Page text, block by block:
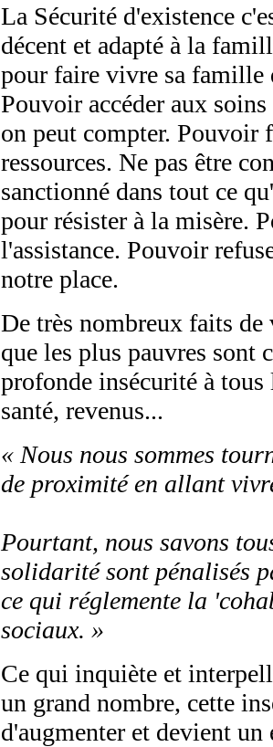
La Sécurité d'existence
décent et adapté à la
pour faire vivre sa famille
Pouvoir accéder aux
on peut compter. Pouvoir
ressources. Ne pas être
sanctionné dans tout ce
pour résister à la misère.
l'assistance. Pouvoir
notre place.
De très nombreux faits
que les plus pauvres sont
profonde insécurité à
santé, revenus...
« Nous nous sommes
de proximité en allant
Pourtant, nous savons
solidarité sont pénalisés
ce qui réglemente la
sociaux. »
Ce qui inquiète et
un grand nombre, cette
d'augmenter et devient un